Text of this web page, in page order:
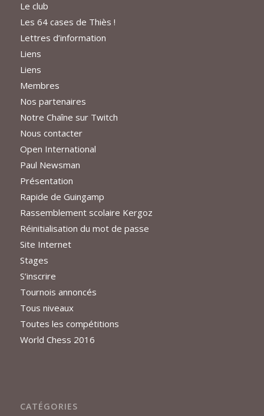
Le club
Les 64 cases de Thiès !
Lettres d’information
Liens
Liens
Membres
Nos partenaires
Notre Chaîne sur Twitch
Nous contacter
Open International
Paul Newsman
Présentation
Rapide de Guingamp
Rassemblement scolaire Kergoz
Réinitialisation du mot de passe
Site Internet
Stages
S’inscrire
Tournois annoncés
Tous niveaux
Toutes les compétitions
World Chess 2016
CATÉGORIES